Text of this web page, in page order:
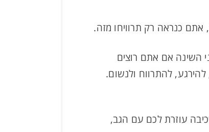
כנראה רק תרוויחו מזה.
השינה אם אתם רוצים
להתרווח ולנשום.
עוזרת לכם עם הגב,